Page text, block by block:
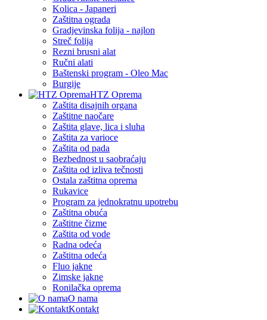
Kolica - Japaneri
Zaštitna ograda
Gradjevinska folija - najlon
Streč folija
Rezni brusni alat
Ručni alati
Baštenski program - Oleo Mac
Burgije
HTZ Oprema
Zaštita disajnih organa
Zaštitne naočare
Zaštita glave, lica i sluha
Zaštita za varioce
Zaštita od pada
Bezbednost u saobraćaju
Zaštita od izliva tečnosti
Ostala zaštitna oprema
Rukavice
Program za jednokratnu upotrebu
Zaštitna obuća
Zaštitne čizme
Zaštita od vode
Radna odeća
Zaštitna odeća
Fluo jakne
Zimske jakne
Ronilačka oprema
O nama
Kontakt